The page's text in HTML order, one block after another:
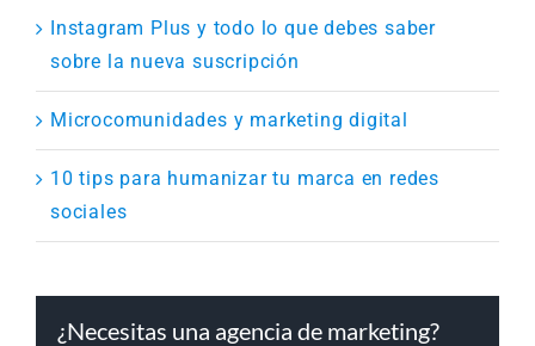
Instagram Plus y todo lo que debes saber
sobre la nueva suscripción
Microcomunidades y marketing digital
10 tips para humanizar tu marca en redes
sociales
¿Necesitas una agencia de marketing?